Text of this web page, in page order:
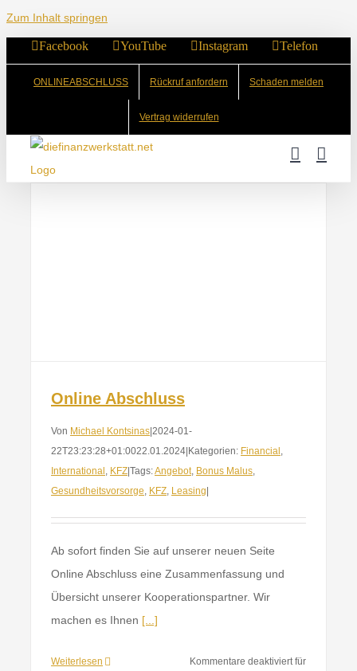
Zum Inhalt springen
Facebook YouTube Instagram Telefon
ONLINEABSCHLUSS Rückruf anfordern Schaden melden
Vertrag widerrufen
Online Abschluss
Von Michael Kontsinas 2024-01-
22T23:23:28+01:0022.01.2024 Kategorien: Financial ,
International , KFZ Tags:Angebot, Bonus Malus,
Gesundheitsvorsorge, KFZ, Leasing
Ab sofort finden Sie auf unserer neuen Seite
Online Abschluss eine Zusammenfassung und
Übersicht unserer Kooperationspartner. Wir
machen es Ihnen [...]
Weiterlesen Kommentare deaktiviertfür